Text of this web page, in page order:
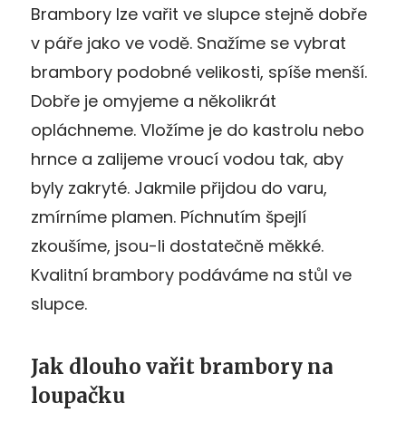
Brambory lze vařit ve slupce stejně dobře
v páře jako ve vodě. Snažíme se vybrat
brambory podobné velikosti, spíše menší.
Dobře je omyjeme a několikrát
opláchneme. Vložíme je do kastrolu nebo
hrnce a zalijeme vroucí vodou tak, aby
byly zakryté. Jakmile přijdou do varu,
zmírníme plamen. Píchnutím špejlí
zkoušíme, jsou-li dostatečně měkké.
Kvalitní brambory podáváme na stůl ve
slupce.
Jak dlouho vařit brambory na
loupačku